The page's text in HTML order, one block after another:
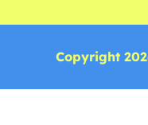
Copyright